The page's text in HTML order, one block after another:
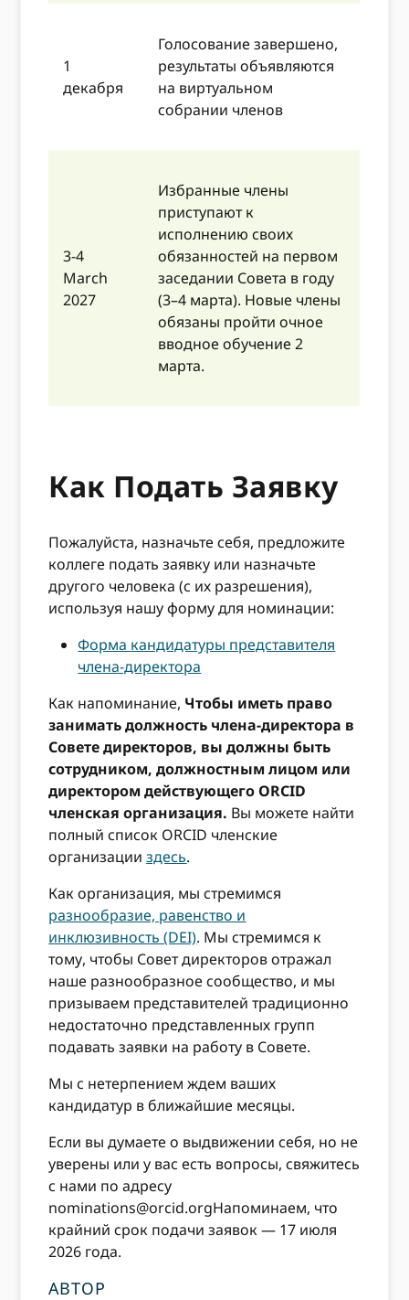
1
декабря
Голосование завершено,
результаты объявляются
на виртуальном
собрании членов
3-4
March
2027
Избранные члены
приступают к
исполнению своих
обязанностей на первом
заседании Совета в году
(3–4 марта). Новые члены
обязаны пройти очное
вводное обучение 2
марта.
Как Подать Заявку
Пожалуйста, назначьте себя, предложите
коллеге подать заявку или назначьте
другого человека (с их разрешения),
используя нашу форму для номинации:
Форма кандидатуры представителя
члена-директора
Как напоминание, Чтобы иметь право
занимать должность члена-директора в
Совете директоров, вы должны быть
сотрудником, должностным лицом или
директором действующего ORCID
членская организация. Вы можете найти
полный список ORCID членские
организацииздесь.
Как организация, мы стремимся
разнообразие, равенство и
инклюзивность (DEI). Мы стремимся к
тому, чтобы Совет директоров отражал
наше разнообразное сообщество, и мы
призываем представителей традиционно
недостаточно представленных групп
подавать заявки на работу в Совете.
Мы с нетерпением ждем ваших
кандидатур в ближайшие месяцы.
Если вы думаете о выдвижении себя, но не
уверены или у вас есть вопросы, свяжитесь
с нами по адресу
nominations@orcid.orgНапоминаем, что
крайний срок подачи заявок — 17 июля
2026 года.
АВТОР